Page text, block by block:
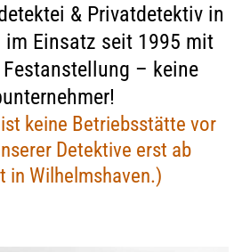
& Privatdetektiv in
im Einsatz seit 1995 mit
– keine
keine Betriebsstätte vor
Detektive erst ab
in Wilhelmshaven.)